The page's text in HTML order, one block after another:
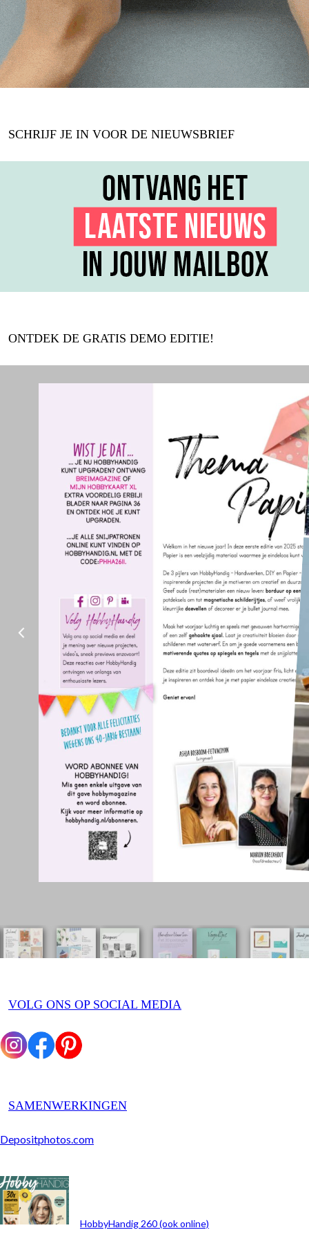
SCHRIJF JE IN VOOR DE NIEUWSBRIEF
ONTDEK DE GRATIS DEMO EDITIE!
VOLG ONS OP SOCIAL MEDIA
SAMENWERKINGEN
Depositphotos.com
ARCHIEF
HobbyHandig 260 (ook online)